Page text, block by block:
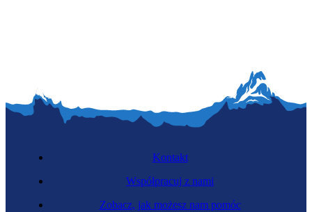
Kontakt
Współpracuj z nami
Zobacz, jak możesz nam pomóc